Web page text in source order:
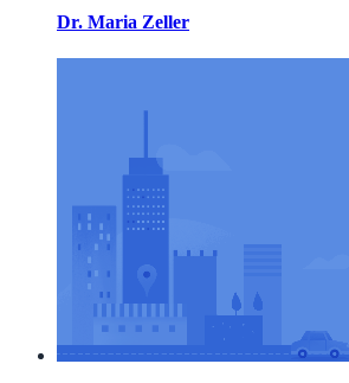
Dr. Maria Zeller